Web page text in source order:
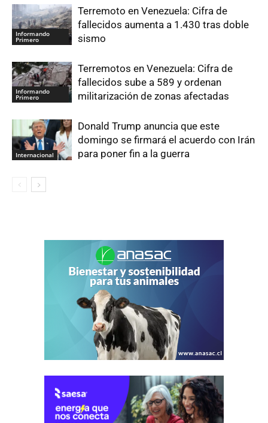
Informando
Primero
Terremoto en Venezuela: Cifra de
fallecidos aumenta a 1.430 tras doble
sismo
Informando
Primero
Terremotos en Venezuela: Cifra de
fallecidos sube a 589 y ordenan
militarización de zonas afectadas
Internacional
Donald Trump anuncia que este
domingo se firmará el acuerdo con Irán
para poner fin a la guerra